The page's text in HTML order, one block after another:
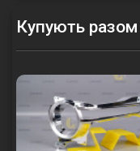
Купують